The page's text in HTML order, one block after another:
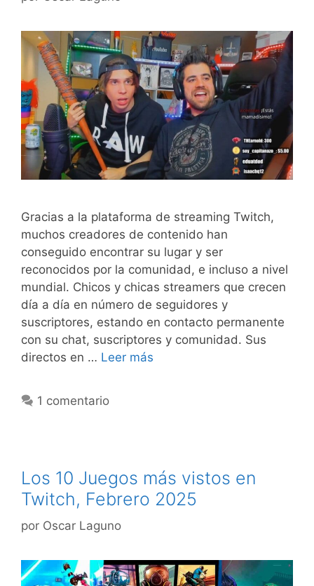
Gracias a la plataforma de streaming Twitch,
muchos creadores de contenido han
conseguido encontrar su lugar y ser
reconocidos por la comunidad, e incluso a nivel
mundial. Chicos y chicas streamers que crecen
día a día en número de seguidores y
suscriptores, estando en contacto permanente
con su chat, suscriptores y comunidad. Sus
directos en … Leer más
1 comentario
Los 10 Juegos más vistos en
Twitch, Febrero 2025
por Oscar Laguno